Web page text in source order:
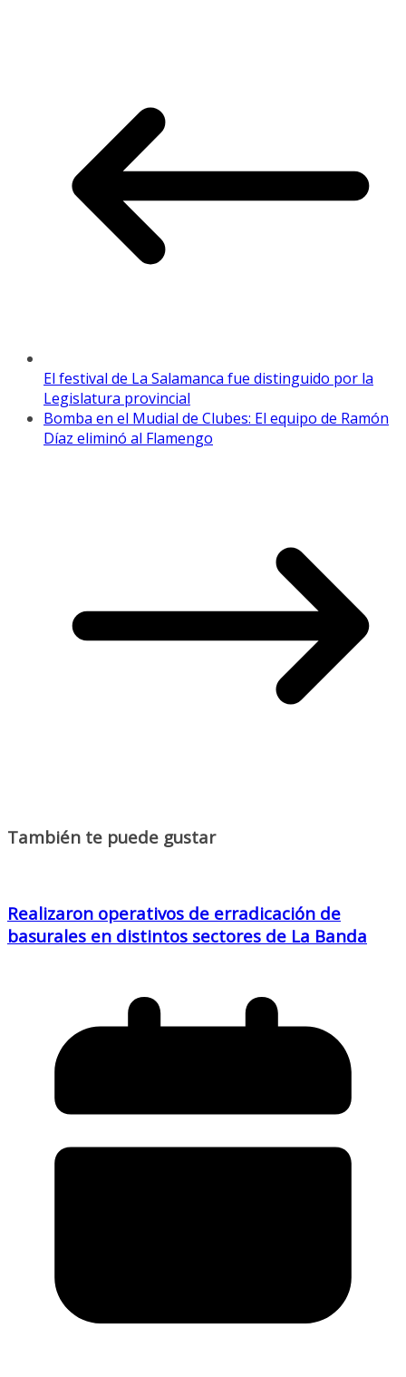
El festival de La Salamanca fue distinguido por la
Legislatura provincial
Bomba en el Mudial de Clubes: El equipo de Ramón
Díaz eliminó al Flamengo
También te puede gustar
Realizaron operativos de erradicación de
basurales en distintos sectores de La Banda